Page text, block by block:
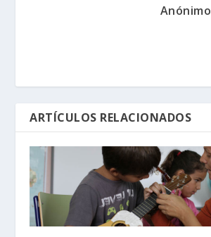
Anónimo
ARTÍCULOS RELACIONADOS